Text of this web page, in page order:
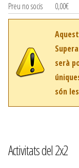
Preu no socis 0,00€
serà
són
Activitats del 2x2